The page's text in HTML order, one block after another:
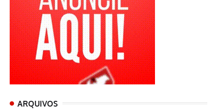
ARQUIVOS